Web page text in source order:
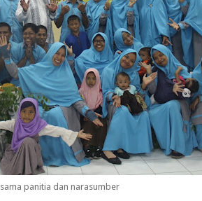
panitia dan narasumber